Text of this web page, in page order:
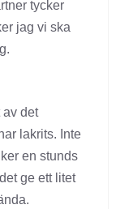
tycker
jag vi ska
av det
lakrits. Inte
en stunds
ge ett litet